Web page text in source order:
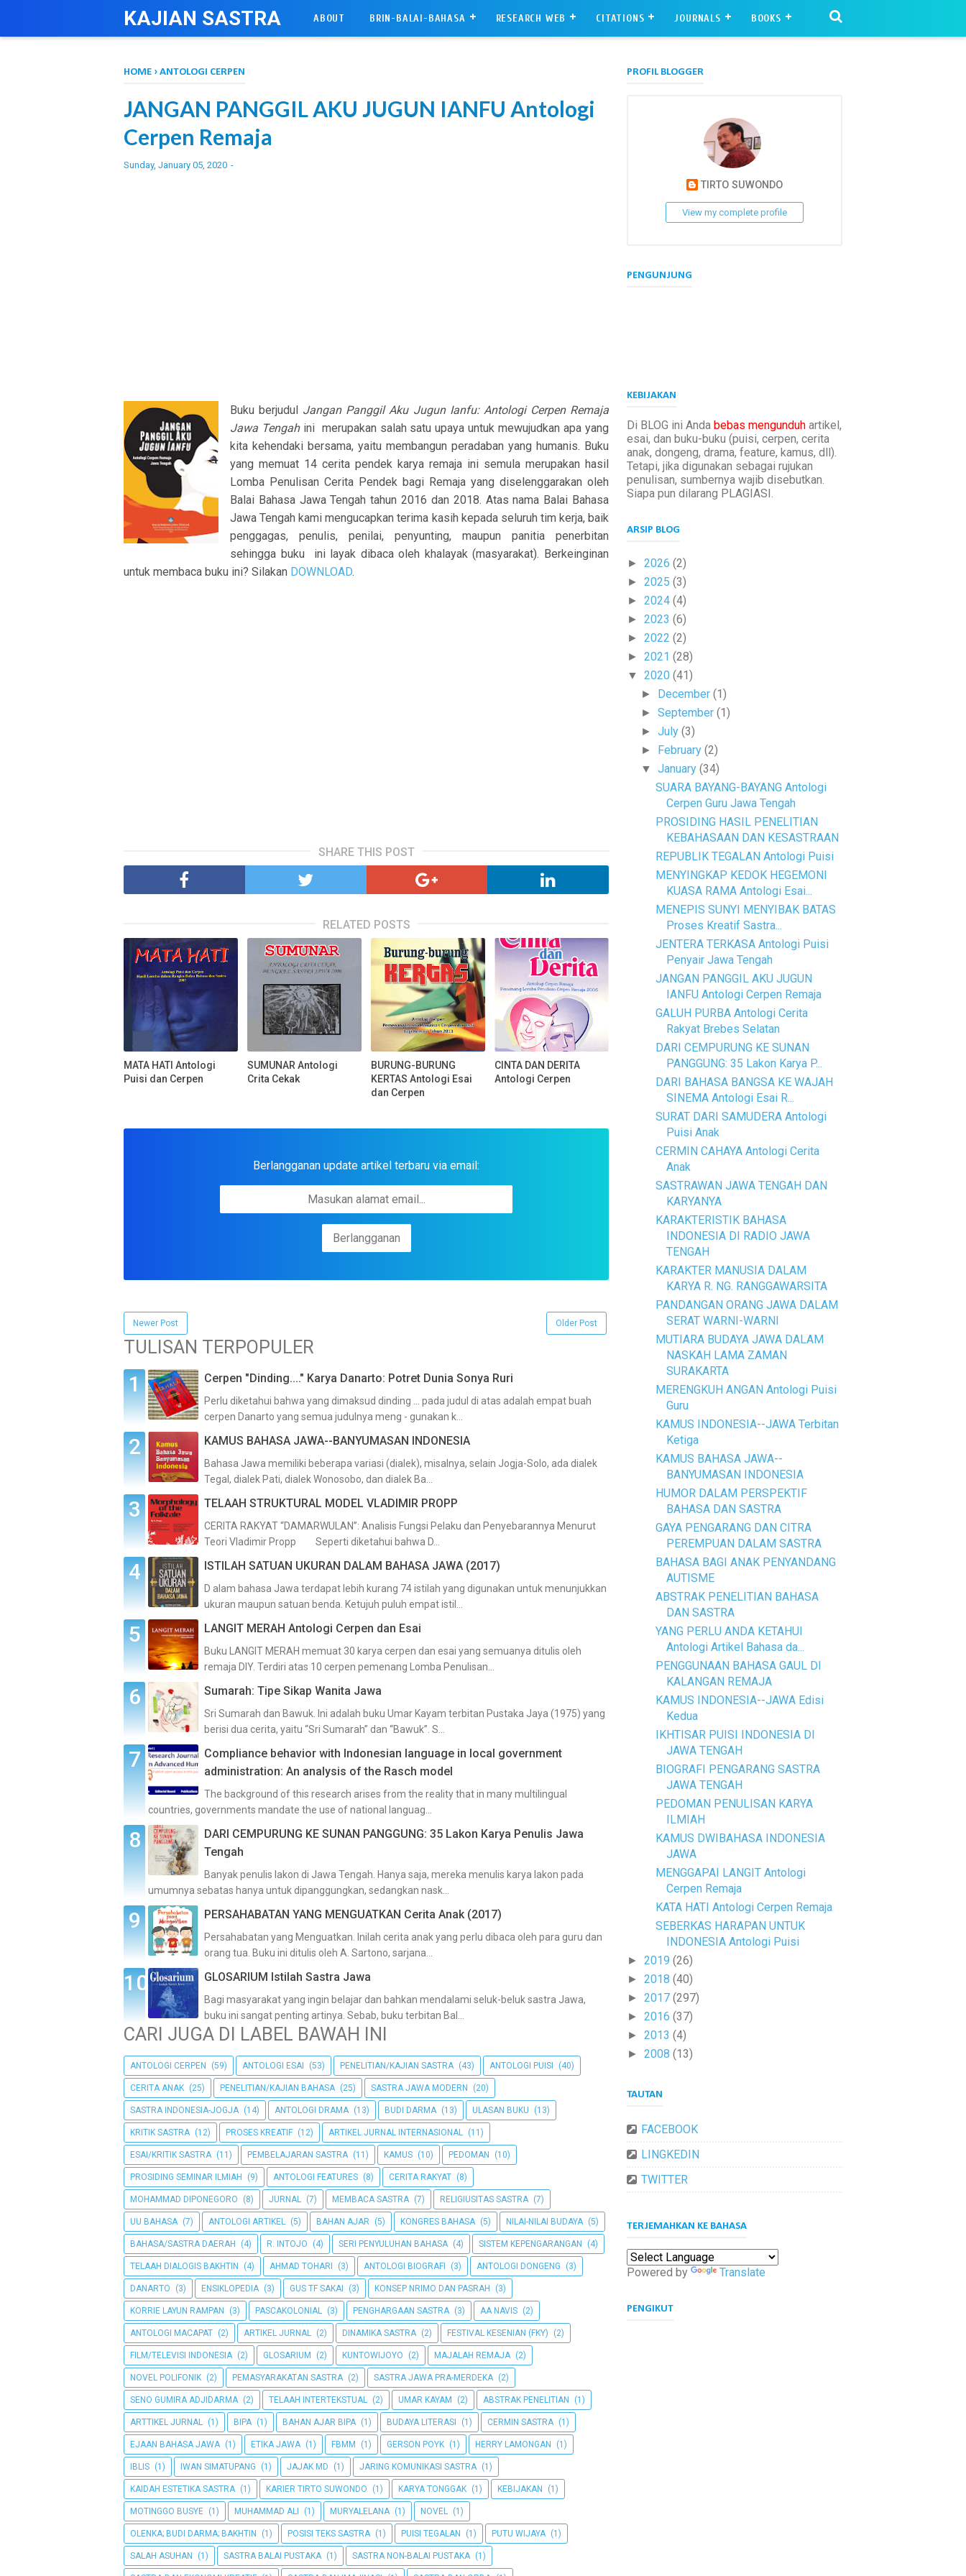
KAJIAN SASTRA ABOUT BRIN-BALAI-BAHASA RESEARCH WEB CITATIONS JOURNALS BOOKS
HOME › ANTOLOGI CERPEN
JANGAN PANGGIL AKU JUGUN IANFU Antologi
Cerpen Remaja
Sunday, January 05, 2020
Buku berjudul Jangan Panggil Aku Jugun Ianfu: Antologi Cerpen Remaja
Jawa Tengahini merupakan salah satu upaya untuk mewujudkan apa yang
kita kehendaki bersama, yaitu membangun peradaban yang humanis. Buku
yang memuat 14 cerita pendek karya remaja ini semula merupakan hasil
Lomba Penulisan Cerita Pendek bagi Remaja yang diselenggarakan oleh
Balai Bahasa Jawa Tengah tahun 2016 dan 2018. Atas nama Balai Bahasa
Jawa Tengah kami mengucapkan terima kasih kepada seluruh tim kerja, baik
penggagas, penulis, penilai, penyunting, maupun panitia penerbitan
sehingga buku ini layak dibaca oleh khalayak (masyarakat). Berkeinginan
untuk membaca buku ini? Silakan DOWNLOAD.
SHARE THIS POST
RELATED POSTS
MATA HATI Antologi
Puisi dan Cerpen
SUMUNAR Antologi
Crita Cekak
BURUNG-BURUNG
KERTAS Antologi Esai
dan Cerpen
CINTA DAN DERITA
Antologi Cerpen
Berlangganan update artikel terbaru via email:
Newer Post Older Post
TULISAN TERPOPULER
Cerpen "Dinding...." Karya Danarto: Potret Dunia Sonya Ruri
Perlu diketahui bahwa yang dimaksud dinding … pada judul di atas adalah empat buah
cerpen Danarto yang semua judulnya meng - gunakan k...
KAMUS BAHASA JAWA--BANYUMASAN INDONESIA
Bahasa Jawa memiliki beberapa variasi (dialek), misalnya, selain Jogja-Solo, ada dialek
Tegal, dialek Pati, dialek Wonosobo, dan dialek Ba...
TELAAH STRUKTURAL MODEL VLADIMIR PROPP
CERITA RAKYAT “DAMARWULAN”: Analisis Fungsi Pelaku dan Penyebarannya Menurut
Teori Vladimir Propp Seperti diketahui bahwa D...
ISTILAH SATUAN UKURAN DALAM BAHASA JAWA (2017)
D alam bahasa Jawa terdapat lebih kurang 74 istilah yang digunakan untuk menunjukkan
ukuran maupun satuan benda. Ketujuh puluh empat istil...
LANGIT MERAH Antologi Cerpen dan Esai
Buku LANGIT MERAH memuat 30 karya cerpen dan esai yang semuanya ditulis oleh
remaja DIY. Terdiri atas 10 cerpen pemenang Lomba Penulisan...
Sumarah: Tipe Sikap Wanita Jawa
Sri Sumarah dan Bawuk. Ini adalah buku Umar Kayam terbitan Pustaka Jaya (1975) yang
berisi dua cerita, yaitu “Sri Sumarah” dan “Bawuk”. S...
Compliance behavior with Indonesian language in local government
administration: An analysis of the Rasch model
The background of this research arises from the reality that in many multilingual
countries, governments mandate the use of national languag...
DARI CEMPURUNG KE SUNAN PANGGUNG: 35 Lakon Karya Penulis Jawa
Tengah
Banyak penulis lakon di Jawa Tengah. Hanya saja, mereka menulis karya lakon pada
umumnya sebatas hanya untuk dipanggungkan, sedangkan nask...
PERSAHABATAN YANG MENGUATKAN Cerita Anak (2017)
Persahabatan yang Menguatkan. Inilah cerita anak yang perlu dibaca oleh para guru dan
orang tua. Buku ini ditulis oleh A. Sartono, sarjana...
GLOSARIUM Istilah Sastra Jawa
Bagi masyarakat yang ingin belajar dan bahkan mendalami seluk-beluk sastra Jawa,
buku ini sangat penting artinya. Sebab, buku terbitan Bal...
CARI JUGA DI LABEL BAWAH INI
ANTOLOGI CERPEN (59) ANTOLOGI ESAI (53) PENELITIAN/KAJIAN SASTRA (43) ANTOLOGI PUISI (40)
CERITA ANAK (25) PENELITIAN/KAJIAN BAHASA (25) SASTRA JAWA MODERN (20)
SASTRA INDONESIA-JOGJA (14) ANTOLOGI DRAMA (13) BUDI DARMA (13) ULASAN BUKU (13)
KRITIK SASTRA (12) PROSES KREATIF (12) ARTIKEL JURNAL INTERNASIONAL (11)
ESAI/KRITIK SASTRA (11) PEMBELAJARAN SASTRA (11) KAMUS (10) PEDOMAN (10)
PROSIDING SEMINAR ILMIAH (9) ANTOLOGI FEATURES (8) CERITA RAKYAT (8)
MOHAMMAD DIPONEGORO (8) JURNAL (7) MEMBACA SASTRA (7) RELIGIUSITAS SASTRA (7)
UU BAHASA (7) ANTOLOGI ARTIKEL (5) BAHAN AJAR (5) KONGRES BAHASA (5) NILAI-NILAI BUDAYA (5)
BAHASA/SASTRA DAERAH (4) R. INTOJO (4) SERI PENYULUHAN BAHASA (4) SISTEM KEPENGARANGAN (4)
TELAAH DIALOGIS BAKHTIN (4) AHMAD TOHARI (3) ANTOLOGI BIOGRAFI (3) ANTOLOGI DONGENG (3)
DANARTO (3) ENSIKLOPEDIA (3) GUS TF SAKAI (3) KONSEP NRIMO DAN PASRAH (3)
KORRIE LAYUN RAMPAN (3) PASCAKOLONIAL (3) PENGHARGAAN SASTRA (3) AA NAVIS (2)
ANTOLOGI MACAPAT (2) ARTIKEL JURNAL (2) DINAMIKA SASTRA (2) FESTIVAL KESENIAN (FKY) (2)
FILM/TELEVISI INDONESIA (2) GLOSARIUM (2) KUNTOWIJOYO (2) MAJALAH REMAJA (2)
NOVEL POLIFONIK (2) PEMASYARAKATAN SASTRA (2) SASTRA JAWA PRA-MERDEKA (2)
SENO GUMIRA ADJIDARMA (2) TELAAH INTERTEKSTUAL (2) UMAR KAYAM (2) ABSTRAK PENELITIAN (1)
ARTTIKEL JURNAL (1) BIPA (1) BAHAN AJAR BIPA (1) BUDAYA LITERASI (1) CERMIN SASTRA (1)
EJAAN BAHASA JAWA (1) ETIKA JAWA (1) FBMM (1) GERSON POYK (1) HERRY LAMONGAN (1)
IBLIS (1) IWAN SIMATUPANG (1) JAJAK MD (1) JARING KOMUNIKASI SASTRA (1)
KAIDAH ESTETIKA SASTRA (1) KARIER TIRTO SUWONDO (1) KARYA TONGGAK (1) KEBIJAKAN (1)
MOTINGGO BUSYE (1) MUHAMMAD ALI (1) MURYALELANA (1) NOVEL (1)
OLENKA; BUDI DARMA; BAKHTIN (1) POSISI TEKS SASTRA (1) PUISI TEGALAN (1) PUTU WIJAYA (1)
SALAH ASUHAN (1) SASTRA BALAI PUSTAKA (1) SASTRA NON-BALAI PUSTAKA (1)
PROFIL BLOGGER
TIRTO SUWONDO
View my complete profile
PENGUNJUNG
KEBIJAKAN
Di BLOG ini Anda bebas mengunduh artikel,
esai, dan buku-buku (puisi, cerpen, cerita
anak, dongeng, drama, feature, kamus, dll).
Tetapi, jika digunakan sebagai rujukan
penulisan, sumbernya wajib disebutkan.
Siapa pun dilarang PLAGIASI.
ARSIP BLOG
► 2026 (2)
► 2025 (3)
► 2024 (4)
► 2023 (6)
► 2022 (2)
► 2021 (28)
▼ 2020 (41)
► December(1)
►September(1)
►July(3)
► February(2)
▼January(34)
SUARA BAYANG-BAYANG Antologi
Cerpen Guru Jawa Tengah
PROSIDING HASIL PENELITIAN
KEBAHASAAN DAN KESASTRAAN
REPUBLIK TEGALAN Antologi Puisi
MENYINGKAP KEDOK HEGEMONI
KUASA RAMA Antologi Esai...
MENEPIS SUNYI MENYIBAK BATAS
Proses Kreatif Sastra...
JENTERA TERKASA Antologi Puisi
Penyair Jawa Tengah
JANGAN PANGGIL AKU JUGUN
IANFU Antologi Cerpen Remaja
GALUH PURBA Antologi Cerita
Rakyat Brebes Selatan
DARI CEMPURUNG KE SUNAN
PANGGUNG: 35 Lakon Karya P...
DARI BAHASA BANGSA KE WAJAH
SINEMA Antologi Esai R...
SURAT DARI SAMUDERA Antologi
Puisi Anak
CERMIN CAHAYA Antologi Cerita
Anak
SASTRAWAN JAWA TENGAH DAN
KARYANYA
KARAKTERISTIK BAHASA
INDONESIA DI RADIO JAWA
TENGAH
KARAKTER MANUSIA DALAM
KARYA R. NG. RANGGAWARSITA
PANDANGAN ORANG JAWA DALAM
SERAT WARNI-WARNI
MUTIARA BUDAYA JAWA DALAM
NASKAH LAMA ZAMAN
SURAKARTA
MERENGKUH ANGAN Antologi Puisi
Guru
KAMUS INDONESIA--JAWA Terbitan
Ketiga
KAMUS BAHASA JAWA--
BANYUMASAN INDONESIA
HUMOR DALAM PERSPEKTIF
BAHASA DAN SASTRA
GAYA PENGARANG DAN CITRA
PEREMPUAN DALAM SASTRA
BAHASA BAGI ANAK PENYANDANG
AUTISME
ABSTRAK PENELITIAN BAHASA
DAN SASTRA
YANG PERLU ANDA KETAHUI
Antologi Artikel Bahasa da...
PENGGUNAAN BAHASA GAUL DI
KALANGAN REMAJA
KAMUS INDONESIA--JAWA Edisi
Kedua
IKHTISAR PUISI INDONESIA DI
JAWA TENGAH
BIOGRAFI PENGARANG SASTRA
JAWA TENGAH
PEDOMAN PENULISAN KARYA
ILMIAH
KAMUS DWIBAHASA INDONESIA
JAWA
MENGGAPAI LANGIT Antologi
Cerpen Remaja
KATA HATI Antologi Cerpen Remaja
SEBERKAS HARAPAN UNTUK
INDONESIA Antologi Puisi
► 2019 (26)
► 2018 (40)
► 2017 (297)
► 2016 (37)
► 2013 (4)
► 2008 (13)
TAUTAN
FACEBOOK
LINGKEDIN
TWITTER
TERJEMAHKAN KE BAHASA
Powered by Translate
PENGIKUT